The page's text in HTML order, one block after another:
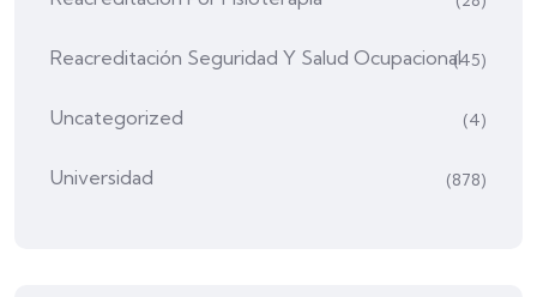
Reacreditación Seguridad Y Salud Ocupacional(45)
Uncategorized (4)
Universidad (878)